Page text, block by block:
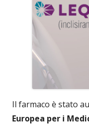
Il farmaco è stato
Europea per i